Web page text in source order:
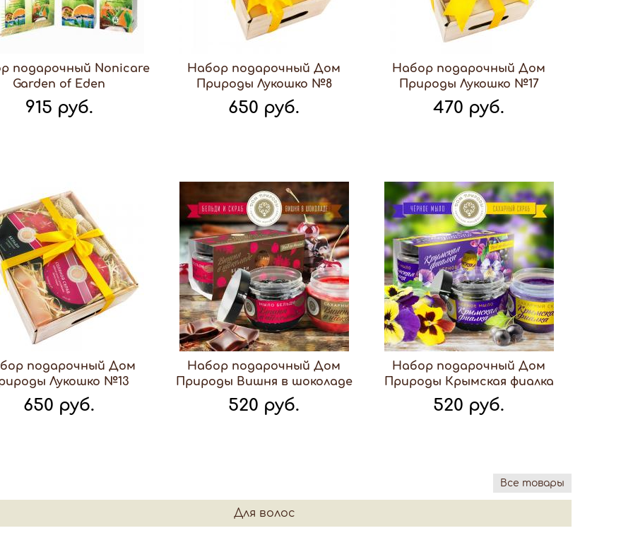
подарочный Nonicare
Garden of Eden
915 руб.
Набор подарочный Дом
Природы Лукошко №8
650 руб.
Набор подарочный Дом
Природы Лукошко №17
470 руб.
подарочный Дом
Лукошко №13
650 руб.
Набор подарочный Дом
Природы Вишня в шоколаде
520 руб.
Набор подарочный Дом
Природы Крымская фиалка
520 руб.
Все товары
Для волос